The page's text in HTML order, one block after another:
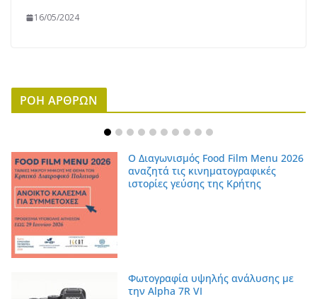
16/05/2024
ΡΟΗ ΑΡΘΡΩΝ
Ο Διαγωνισμός Food Film Menu 2026
αναζητά τις κινηματογραφικές
ιστορίες γεύσης της Κρήτης
Φωτογραφία υψηλής ανάλυσης με
την Alpha 7R VI